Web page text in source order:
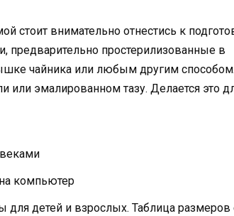
стоит внимательно отнестись к
предварительно простерилизованные в
чайника или любым другим
или эмалированном тазу. Делается это
компьютер
для детей и взрослых. Таблица